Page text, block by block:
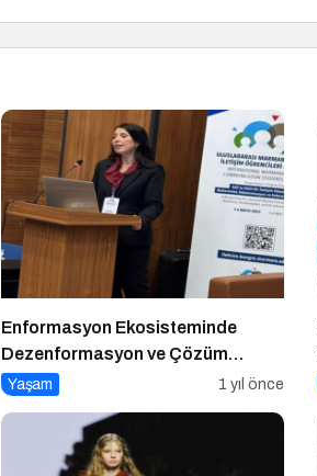
Enformasyon Ekosisteminde
Dezenformasyon ve Çözüm
Arayışları
Yaşam 1 yıl önce